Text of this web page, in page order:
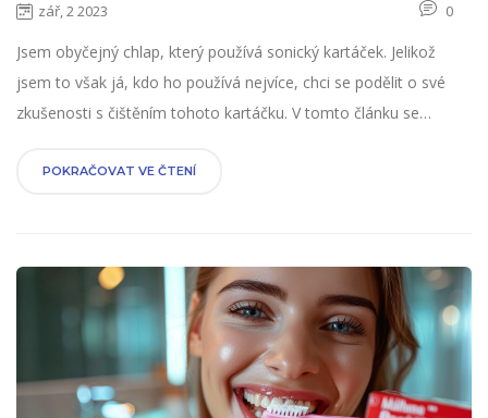
zář, 2 2023 0
Jsem obyčejný chlap, který používá sonický kartáček. Jelikož
jsem to však já, kdo ho používá nejvíce, chci se podělit o své
zkušenosti s čištěním tohoto kartáčku. V tomto článku se
techniky, aby byl vždy v optimálním stavu. Také se podělím o pár
nejdelší dobu v nejlepším stavu.
POKRAČOVAT VE ČTENÍ